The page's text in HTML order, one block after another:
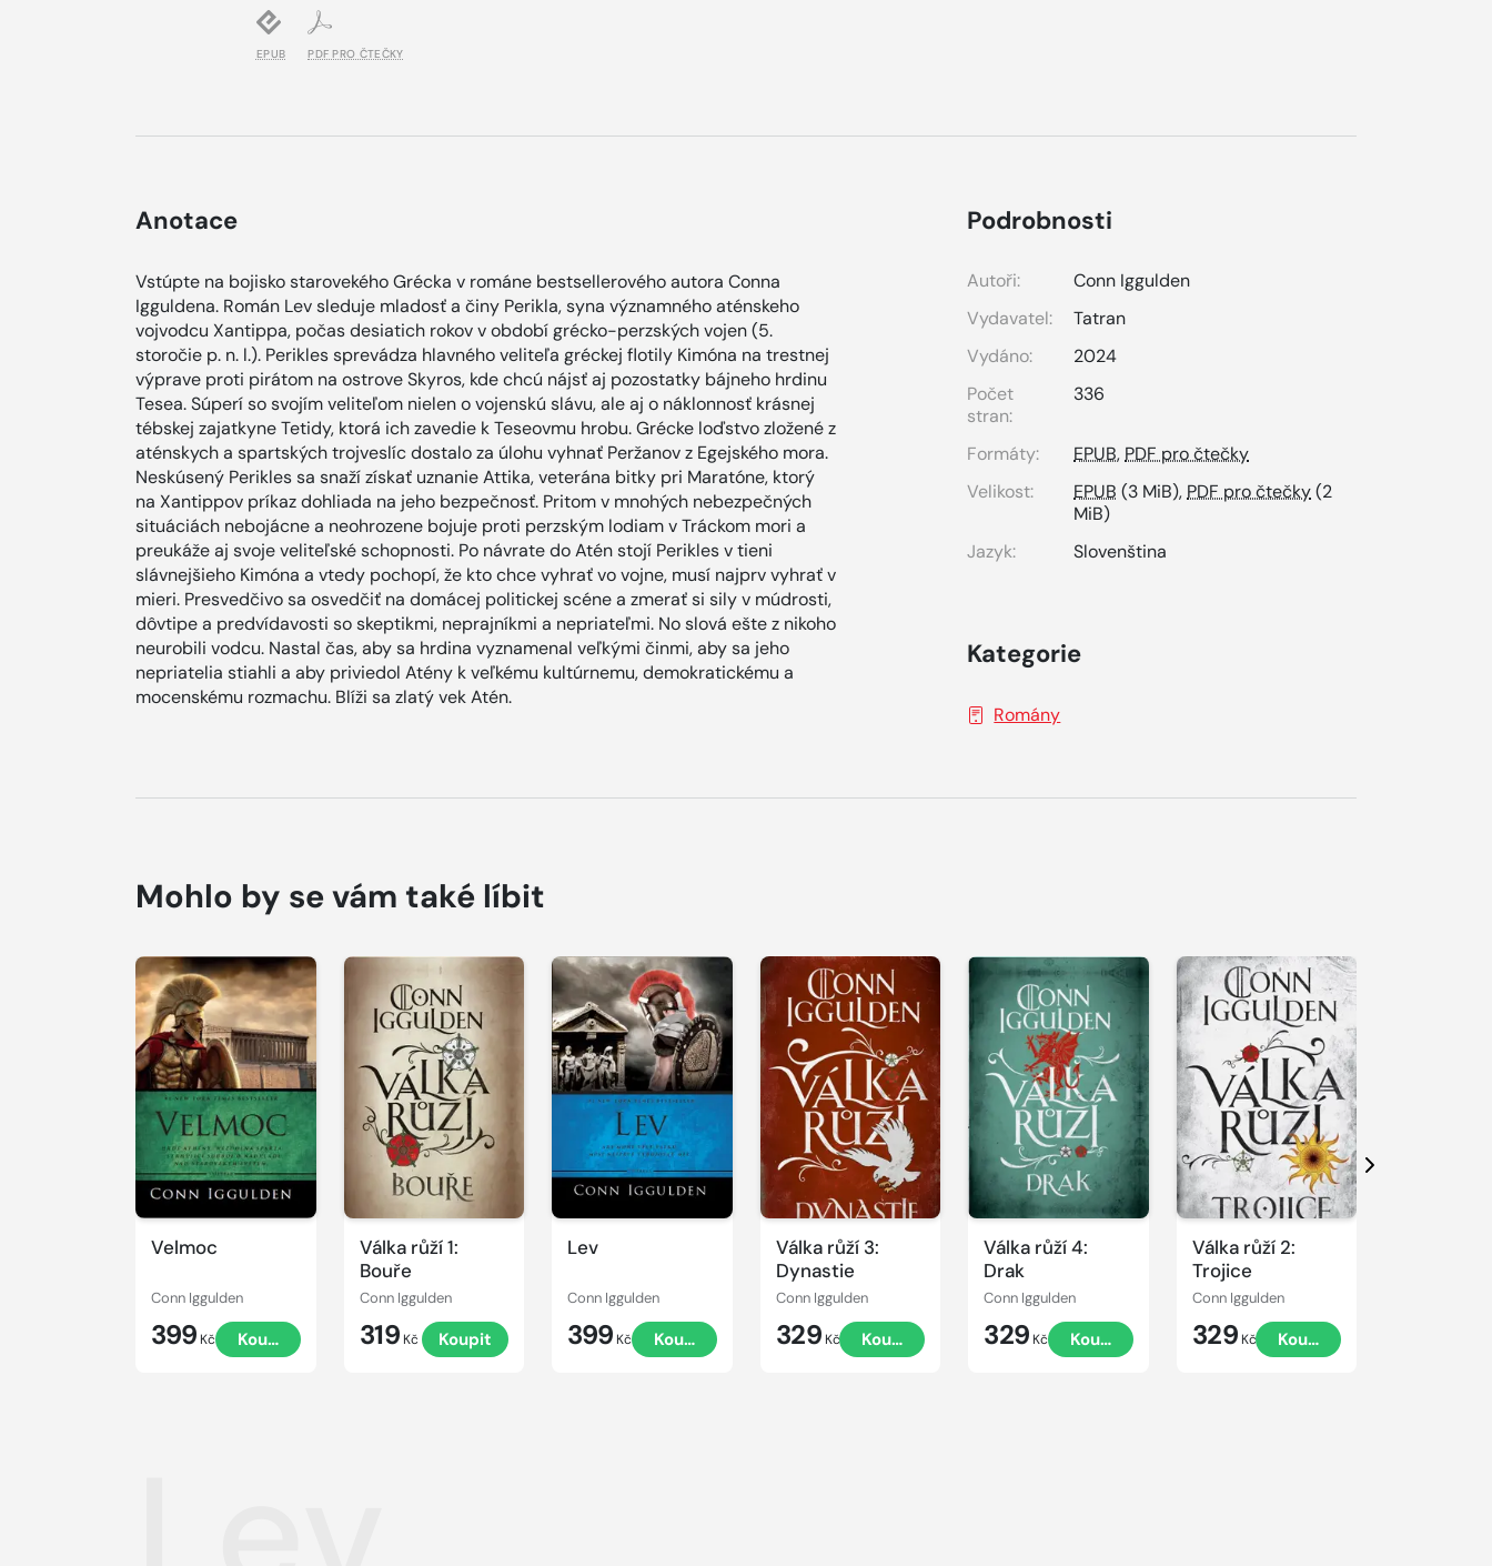
EPUB PDF PRO ČTEČKY
Anotace
Vstúpte na bojisko starovekého Grécka v románe bestsellerového autora Conna
Igguldena. Román Lev sleduje mladosť a činy Perikla, syna významného aténskeho
vojvodcu Xantippa, počas desiatich rokov v období grécko-perzských vojen (5.
storočie p. n. l.). Perikles sprevádza hlavného veliteľa gréckej flotily Kimóna na trestnej
výprave proti pirátom na ostrove Skyros, kde chcú nájsť aj pozostatky bájneho hrdinu
Tesea. Súperí so svojím veliteľom nielen o vojenskú slávu, ale aj o náklonnosť krásnej
tébskej zajatkyne Tetidy, ktorá ich zavedie k Teseovmu hrobu. Grécke loďstvo zložené z
aténskych a spartských trojveslíc dostalo za úlohu vyhnať Peržanov z Egejského mora.
Neskúsený Perikles sa snaží získať uznanie Attika, veterána bitky pri Maratóne, ktorý
na Xantippov príkaz dohliada na jeho bezpečnosť. Pritom v mnohých nebezpečných
situáciách nebojácne a neohrozene bojuje proti perzským lodiam v Tráckom mori a
preukáže aj svoje veliteľské schopnosti. Po návrate do Atén stojí Perikles v tieni
slávnejšieho Kimóna a vtedy pochopí, že kto chce vyhrať vo vojne, musí najprv vyhrať v
mieri. Presvedčivo sa osvedčiť na domácej politickej scéne a zmerať si sily v múdrosti,
dôvtipe a predvídavosti so skeptikmi, neprajníkmi a nepriateľmi. No slová ešte z nikoho
neurobili vodcu. Nastal čas, aby sa hrdina vyznamenal veľkými činmi, aby sa jeho
nepriatelia stiahli a aby priviedol Atény k veľkému kultúrnemu, demokratickému a
mocenskému rozmachu. Blíži sa zlatý vek Atén.
Podrobnosti
Autoři:
Conn Iggulden
Vydavatel:
Tatran
Vydáno:
2024
Počet
stran:
336
Formáty: EPUB,PDF pro čtečky
Velikost:
EPUB (3 MiB),PDF pro čtečky(2
MiB)
Jazyk:
Slovenština
Kategorie
Romány
Mohlo by se vám také líbit
Velmoc
Conn Iggulden
399 Kč Koupit
Válka růží 1:
Bouře
Conn Iggulden
319 Kč Koupit
Lev
Conn Iggulden
399 Kč Koupit
Válka růží 3:
Dynastie
Conn Iggulden
329 Kč Koupit
Válka růží 4:
Drak
Conn Iggulden
329 Kč Koupit
Válka růží 2:
Trojice
Conn Iggulden
329 Kč Koupit
Další